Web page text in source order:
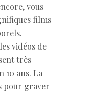
vous
films
vidéos de
très
10 ans. La
pour graver